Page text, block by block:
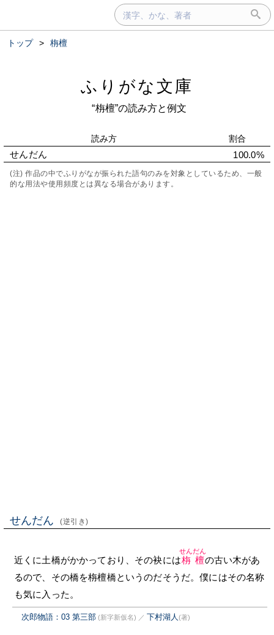
トップ > 栴檀
ふりがな文庫
“栴檀”の読み方と例文
読み方 割合
せんだん 100.0%
(注) 作品の中でふりがなが振られた語句のみを対象としているため、一般
的な用法や使用頻度とは異なる場合があります。
せんだん (逆引き)
近くに土橋がかかっており、その袂には栴檀
せんだん
の古い木があ
るので、その橋を栴檀橋というのだそうだ。僕にはその名称
も気に入った。
次郎物語：03 第三部 (新字新仮名) ／ 下村湖人(著)